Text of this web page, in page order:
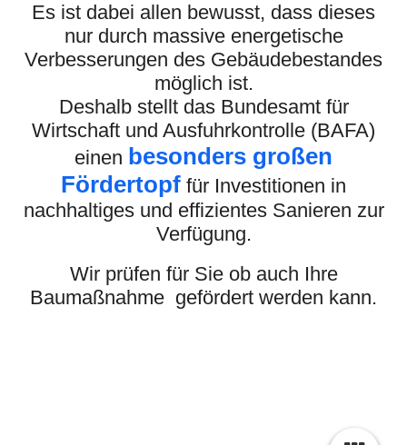
Es ist dabei allen bewusst, dass dieses
nur durch massive energetische
Verbesserungen des Gebäudebestandes
möglich ist.
Deshalb stellt das Bundesamt für
Wirtschaft und Ausfuhrkontrolle (BAFA)
einen besonders großen
Fördertopf für Investitionen in
nachhaltiges und effizientes Sanieren zur
Verfügung.
Wir prüfen für Sie ob auch Ihre
Baumaßnahme gefördert werden kann.